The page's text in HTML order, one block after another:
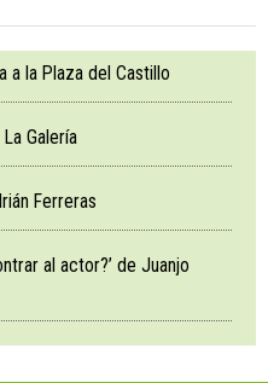
a la Plaza del Castillo
Galería
Ferreras
al actor?’ de Juanjo